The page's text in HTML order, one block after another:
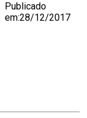
Publicado
em:28/12/2017